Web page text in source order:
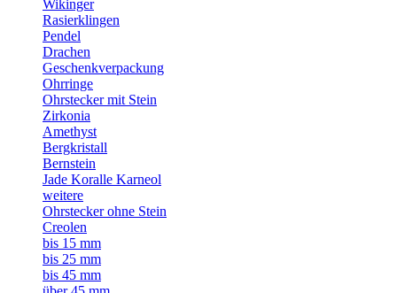
Wikinger
Rasierklingen
Pendel
Drachen
Geschenkverpackung
Ohrringe
Ohrstecker mit Stein
Zirkonia
Amethyst
Bergkristall
Bernstein
Jade Koralle Karneol
weitere
Ohrstecker ohne Stein
Creolen
bis 15 mm
bis 25 mm
bis 45 mm